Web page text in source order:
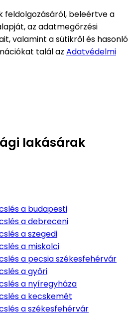
feldolgozásáról, beleértve a
az adatmegőrzési
valamint a sütikről és hasonló
talál az Adatvédelmi
lakásárak
a budapesti
a debreceni
a szegedi
a miskolci
a pecsia székesfehérvár
a győri
a nyíregyháza
a kecskemét
a székesfehérvár